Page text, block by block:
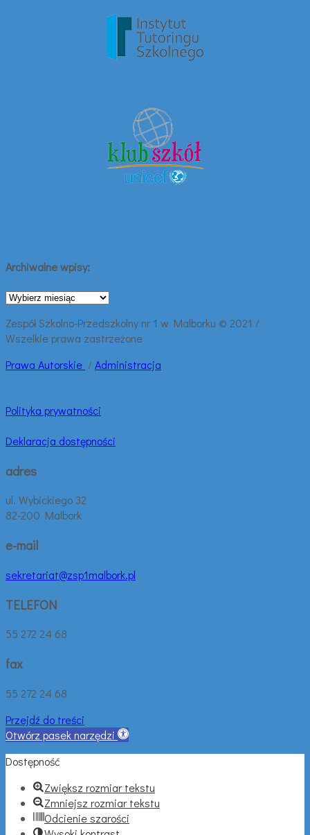
Archiwalne wpisy:
Archiwalne
Zespół Szkolno-Przedszkolny nr 1 w Malborku © 2021 /
Wszelkie prawa zastrzeżone
Prawa Autorskie /Administracja
Polityka prywatności
Deklaracja dostępności
adres
ul. Wybickiego 32
82-200 Malbork
e-mail
sekretariat@zsp1malbork.pl
TELEFON
55 272 24 68
fax
55 272 24 68
Przejdź do treści
Otwórz pasek narzędzi
Dostępność
Zwiększ rozmiar tekstu
Zmniejsz rozmiar tekstu
Odcienie szarości